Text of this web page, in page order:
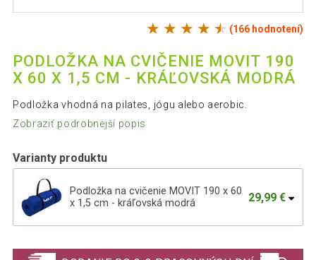
(166 hodnotení)
PODLOŽKA NA CVIČENIE MOVIT 190
X 60 X 1,5 CM - KRÁĽOVSKÁ MODRÁ
Podložka vhodná na pilates, jógu alebo aerobic.
Zobraziť podrobnejší popis
Varianty produktu
Podložka na cvičenie MOVIT 190 x 60
x 1,5 cm - kráľovská modrá
29,99 €
1,5 cm - sivá